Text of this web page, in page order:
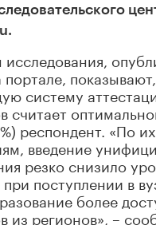
исследования,
портале,
систему
считает
респондент. «По их
введение
резко снизило
поступлении в
более
из регионов», –